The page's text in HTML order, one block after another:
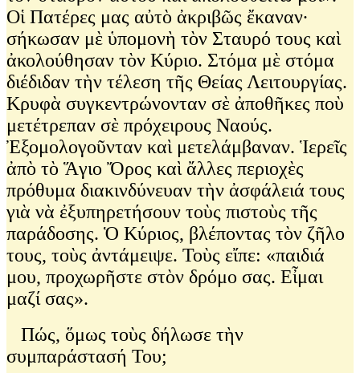
Οἱ Πατέρες μας αὐτὸ ἀκριβῶς ἔκαναν∙
σήκωσαν μὲ ὑπομονὴ τὸν Σταυρό τους καὶ
ἀκολούθησαν τὸν Κύριο. Στόμα μὲ στόμα
διέδιδαν τὴν τέλεση τῆς Θείας Λειτουργίας.
Κρυφὰ συγκεντρώνονταν σὲ ἀποθῆκες ποὺ
μετέτρεπαν σὲ πρόχειρους Ναούς.
Ἐξομολογοῦνταν καὶ μετελάμβαναν. Ἱερεῖς
ἀπὸ τὸ Ἅγιο Ὄρος καὶ ἄλλες περιοχὲς
πρόθυμα διακινδύνευαν τὴν ἀσφάλειά τους
γιὰ νὰ ἐξυπηρετήσουν τοὺς πιστοὺς τῆς
παράδοσης. Ὁ Κύριος, βλέποντας τὸν ζῆλο
τους, τοὺς ἀντάμειψε. Τοὺς εἴπε: «παιδιά
μου, προχωρῆστε στὸν δρόμο σας. Εἶμαι
μαζί σας».
Πώς, ὅμως τοὺς δήλωσε τὴν
συμπαράστασή Του;